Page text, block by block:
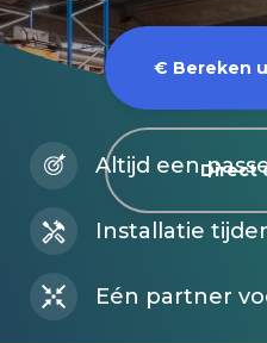
€ Bereken
Direct
Altijd een
Installatie
Eén partner